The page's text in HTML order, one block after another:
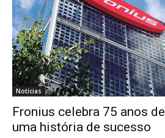
Notícias
Fronius celebra 75 anos
uma história de sucesso